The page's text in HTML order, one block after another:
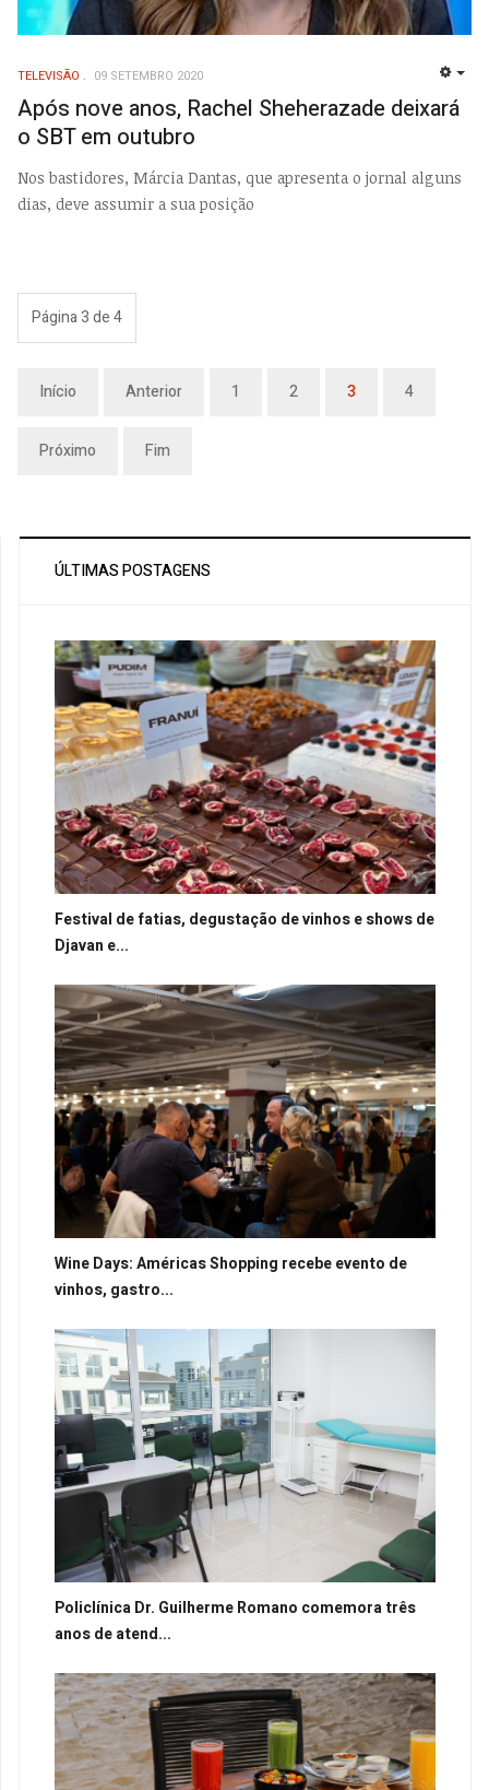
TELEVISÃO 09 SETEMBRO 2020
Após nove anos, Rachel Sheherazade deixará
o SBT em outubro
Nos bastidores, Márcia Dantas, que apresenta o jornal alguns
dias, deve assumir a sua posição
Página 3 de 4
Início Anterior 1 2 3 4
Próximo Fim
ÚLTIMAS POSTAGENS
Festival de fatias, degustação de vinhos e shows de
Djavan e...
Wine Days: Américas Shopping recebe evento de
vinhos, gastro...
Policlínica Dr. Guilherme Romano comemora três
anos de atend...